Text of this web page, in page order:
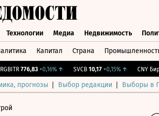
Технологии Медиа Недвижимость
Капитал Страна
776,83 +0,16%↑ SVCB 10,17 +0,15%↑ CNY Бирж.
прогнозы Выбор редакции Выборы в